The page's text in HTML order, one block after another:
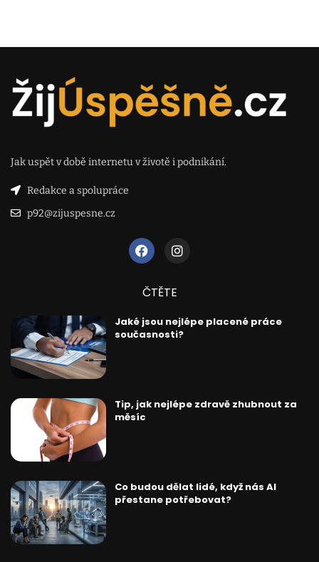
Jak uspět v době internetu v životě i podnikání.
Redakce a spolupráce
p92@zijuspesne.cz
ČTĚTE
Jaké jsou nejlépe placené práce
současnosti?
Tip, jak nejlépe zdravě zhubnout za
měsíc
Co budou dělat lidé, když nás AI
přestane potřebovat?